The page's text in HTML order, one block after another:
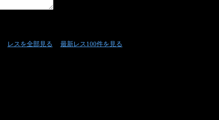
レスを全部見る 最新レス100件を見る